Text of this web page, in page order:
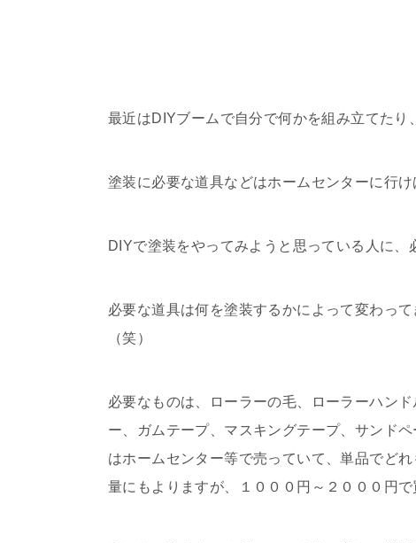
最近はDIYブームで自分で何かを組み立てたり
塗装に必要な道具などはホームセンターに行
DIYで塗装をやってみようと思っている人に、
必要な道具は何を塗装するかによって変わっ
（笑）
必要なものは、ローラーの毛、ローラーハン
ー、ガムテープ、マスキングテープ、サンド
はホームセンター等で売っていて、単品でど
量にもよりますが、１０００円～２０００円で